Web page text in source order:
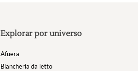
Explorar por universo
Afuera
Biancheria da letto